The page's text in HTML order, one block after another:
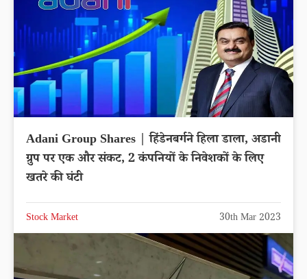
Adani Group Shares | हिंडेनबर्गने हिला डाला, अडानी
ग्रुप पर एक और संकट, 2 कंपनियों के निवेशकों के लिए
खतरे की घंटी
Stock Market 30th Mar 2023